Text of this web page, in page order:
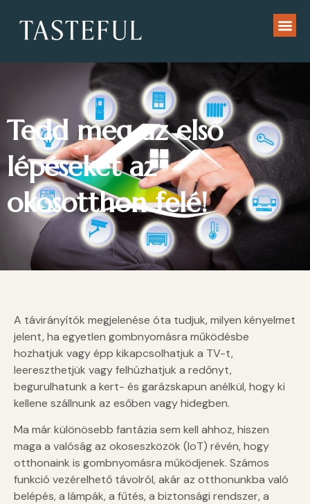
Tedd meg az első
lépéseket az
okosotthon felé!
A távirányítók megjelenése óta tudjuk, milyen kényelmet
jelent, ha egyetlen gombnyomásra működésbe
hozhatjuk vagy épp kikapcsolhatjuk a TV-t,
leereszthetjük vagy felhúzhatjuk a redőnyt,
begurulhatunk a kert- és garázskapun anélkül, hogy ki
kellene szállnunk az esőben vagy hidegben.
Ma már különösebb fantázia sem kell ahhoz, hiszen
maga a valóság az okoseszközök (IoT) révén, hogy
otthonaink is gombnyomásra működjenek. Számos
funkció vezérelhető távolról, akár az otthonunkba való
belépés, a lámpák, a fűtés, a biztonsági rendszer, a